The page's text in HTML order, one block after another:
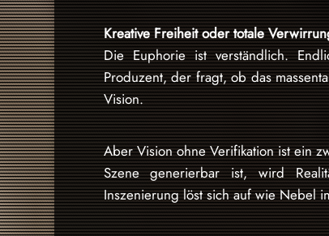
Kreative Freiheit oder totale
Die Euphorie ist verständlich.
Produzent, der fragt, ob das
Vision.
Aber Vision ohne Verifikation ist ein
Szene generierbar ist, wird
Inszenierung löst sich auf wie Nebel